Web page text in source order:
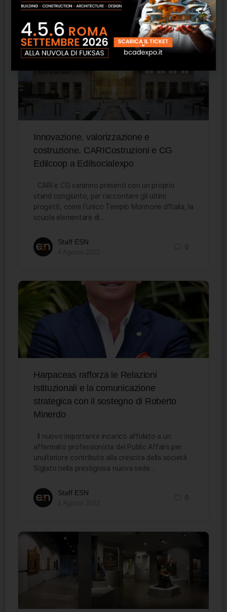
Staff ESN
0
Innovazione, valorizzazione e
costruzione. CARICostruzioni e CG
Edilcoop a Edilsocialexpo
CARI e CG saranno presenti con un proprio
stand congiunto, per raccontare gli ultimi
progetti, come l’unico Tempio Mormone d’Italia, la
scuola elementare di…
Staff ESN
0
Harpaceas rafforza le Relazioni
Istituzionali e la comunicazione
strategica con il sostegno di Roberto
Minerdo
Il nuovo importante incarico affidato a un
affermato professionista del Public Affairs per
unulteriore contributo alla crescita della società
Siglato nella prestigiosa nuova sede…
Staff ESN
0